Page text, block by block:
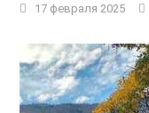
17 февраля 2025